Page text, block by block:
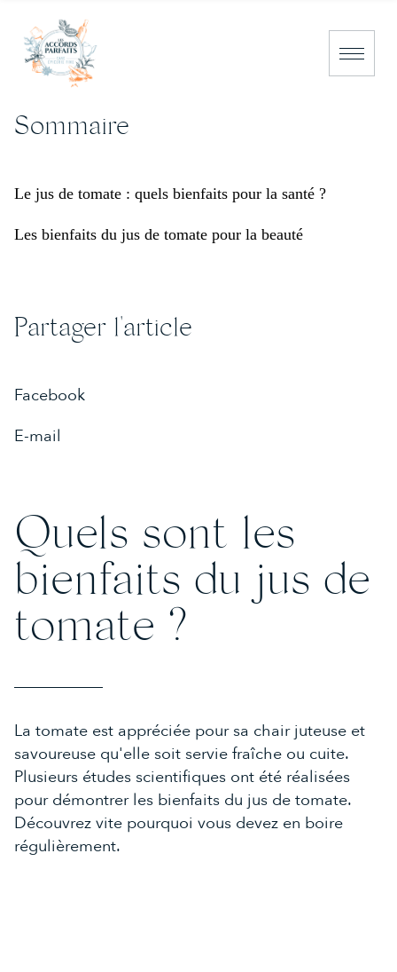
NOS BOUTIQUES
DEAUVILLE
NOS CONSEILS
Sommaire
Le jus de tomate : quels bienfaits pour la santé ?
Les bienfaits du jus de tomate pour la beauté
Partager l'article
Facebook
E-mail
Quels sont les
bienfaits du jus de
tomate ?
La tomate est appréciée pour sa chair juteuse et
savoureuse qu'elle soit servie fraîche ou cuite.
Plusieurs études scientifiques ont été réalisées
pour démontrer les bienfaits du jus de tomate.
Découvrez vite pourquoi vous devez en boire
régulièrement.